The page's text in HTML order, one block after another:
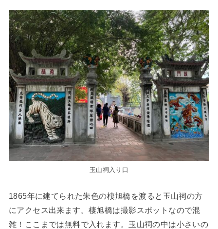
玉山祠入り口
1865年に建てられた朱色の棲旭橋を渡ると玉山祠の方
にアクセス出来ます。棲旭橋は撮影スポットなので混
雑！ここまでは無料で入れます。 玉山祠の中は小さいの